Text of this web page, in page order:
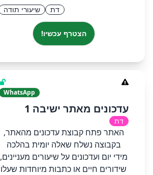
דת שיעורי תודה
הצטרף עכשיו!
WhatsApp
עדכונים מאתר ישיבה 1
דת
האתר פתח קבוצת עדכונים מהאתר,
בקבוצה נשלח שאלה יומית בהלכה
מידי יום ועדכונים על שיעורים מעניינים,
שידורים חיים או כתבות מיוחדות שעלו